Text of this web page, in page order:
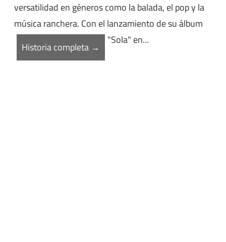
versatilidad en géneros como la balada, el pop y la
música ranchera. Con el lanzamiento de su álbum
"Sola" en...
Historia completa →